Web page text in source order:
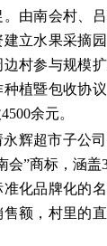
由南会村、
立水果采摘
村参与规模
植暨包收协
余元。
辉超市子公
会”商标，涵盖
化品牌化的
售额，村里的